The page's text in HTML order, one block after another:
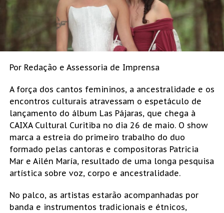
Por Redação e Assessoria de Imprensa
A força dos cantos femininos, a ancestralidade e os
encontros culturais atravessam o espetáculo de
lançamento do álbum Las Pájaras, que chega à
CAIXA Cultural Curitiba no dia 26 de maio. O show
marca a estreia do primeiro trabalho do duo
formado pelas cantoras e compositoras Patricia
Mar e Ailén María, resultado de uma longa pesquisa
artística sobre voz, corpo e ancestralidade.
No palco, as artistas estarão acompanhadas por
banda e instrumentos tradicionais e étnicos,